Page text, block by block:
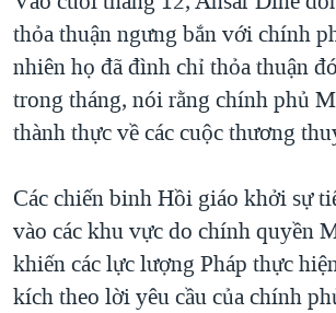
thỏa thuận ngưng bắn với chính
nhiên họ đã đình chỉ thỏa thuận
trong tháng, nói rằng chính phủ
thành thực về các cuộc thương
Các chiến binh Hồi giáo khởi sự
vào các khu vực do chính quyền
khiến các lực lượng Pháp thực
kích theo lời yêu cầu của chính